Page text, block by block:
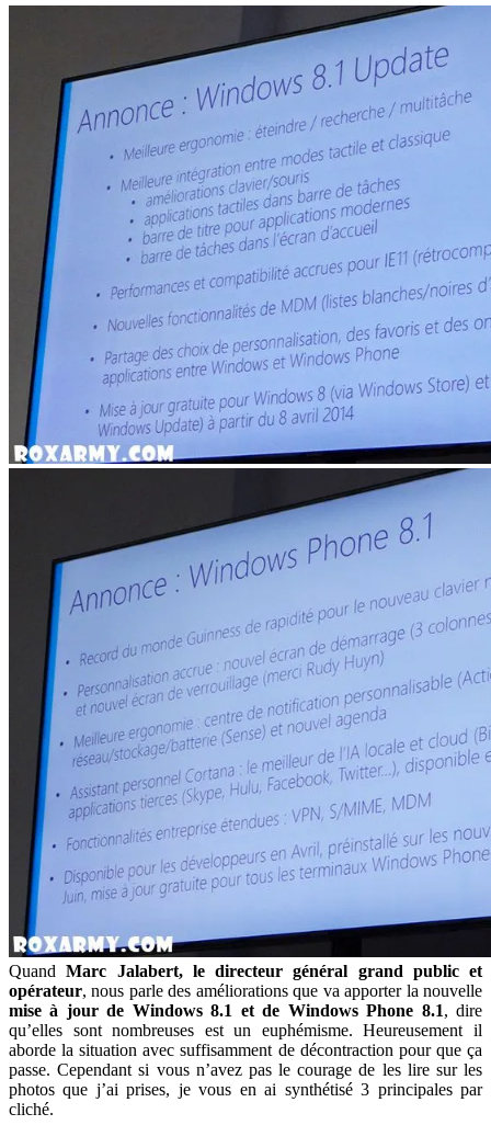
QuandMarc Jalabert, le directeur général grand public et
opérateur, nous parle des améliorations que va apporter la nouvelle
mise à jour de Windows 8.1 et de Windows Phone 8.1, dire
qu’elles sont nombreuses est un euphémisme. Heureusement il
aborde la situation avec suffisamment de décontraction pour que ça
passe. Cependant si vous n’avez pas le courage de les lire sur les
photos que j’ai prises, je vous en ai synthétisé 3 principales par
cliché.